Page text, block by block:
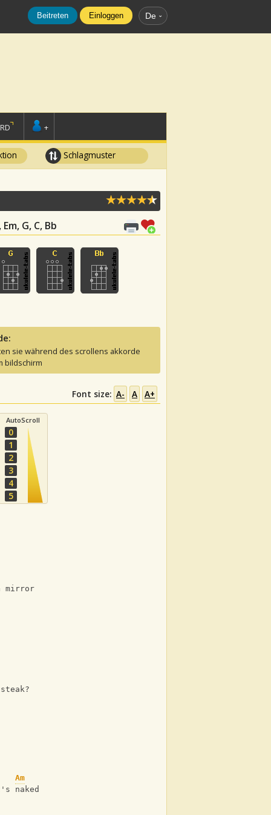
Beitreten Einloggen De
+
Schlagmuster
Em, G, C, Bb
sie während des scrollens akkorde
bildschirm
Font size: A- A A+
AutoScroll
0
1
2
3
4
5
mirror
Am
naked